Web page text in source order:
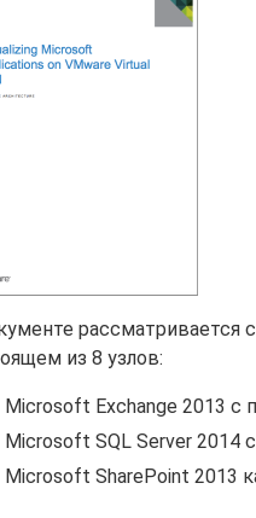
рассматривается
из 8 узлов:
Microsoft Exchange 2013 с
Microsoft SQL Server 2014
Microsoft SharePoint 2013